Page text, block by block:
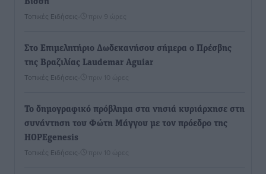
Τοπικές Ειδήσεις πριν 9 ώρες
Στο Επιμελητήριο Δωδεκανήσου σήμερα ο Πρέσβης
της Βραζιλίας Laudemar Aguiar
Τοπικές Ειδήσεις πριν 10 ώρες
To δημογραφικό πρόβλημα στα νησιά κυριάρχησε στη
συνάντηση του Φώτη Μάγγου με τον πρόεδρο της
HOPEgenesis
Τοπικές Ειδήσεις πριν 10 ώρες